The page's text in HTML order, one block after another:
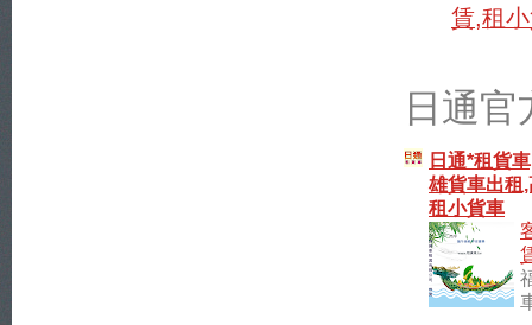
賃,租
日通
日通*租貨
雄貨車出租
租小貨車